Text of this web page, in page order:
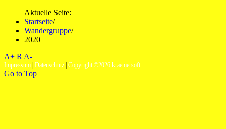
Aktuelle Seite:
Startseite/
Wandergruppe/
2020
A+ R A-
Impressum Datenschutz Copyright ©2026 kraemersoft
Go to Top